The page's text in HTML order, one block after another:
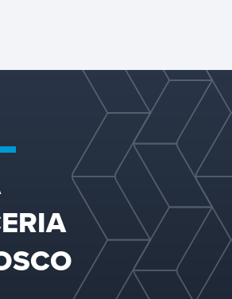
configurações
downcomer e
estruturas de
suporte. Com
profunda
experiência
no setor,
fornecemos a
bandeja certa
para sua
aplicação e
adaptamos as
configurações
para otimizar